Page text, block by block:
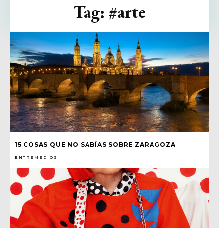
15 COSAS QUE NO SABÍAS SOBRE ZARAGOZA
ENTREMEDIOS
Tag: #arte